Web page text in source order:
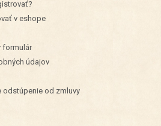
v eshope
formulár
údajov
odstúpenie od zmluvy